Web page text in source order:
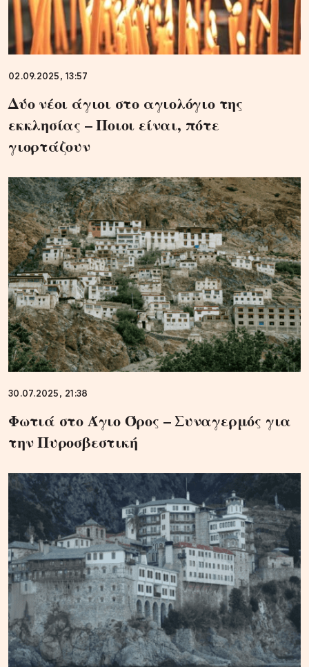
02.09.2025, 13:57
Δύο νέοι άγιοι στο αγιολόγιο της
εκκλησίας – Ποιοι είναι, πότε
γιορτάζουν
30.07.2025, 21:38
Φωτιά στο Άγιο Όρος – Συναγερμός για
την Πυροσβεστική